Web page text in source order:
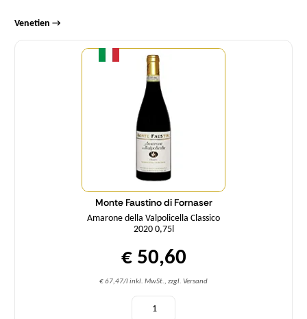
Venetien →
Monte Faustino di Fornaser
Amarone della Valpolicella Classico
2020 0,75l
€ 50,60
€ 67,47/l inkl. MwSt., zzgl. Versand
Menge